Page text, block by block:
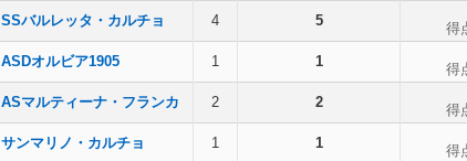
SSバルレッタ・カルチョ 4 5
得
ASDオルビア1905 1 1
得
ASマルティーナ・フランカ 2 2
得
サンマリノ・カルチョ 1 1
得